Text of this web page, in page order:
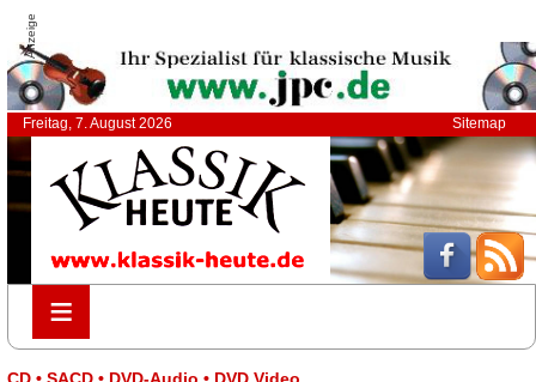
Anzeige
Freitag, 7. August 2026 Sitemap
≡
≡